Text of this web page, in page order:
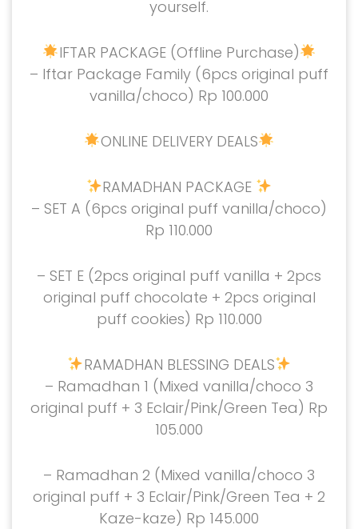
yourself.
IFTAR PACKAGE (Offline Purchase)
– Iftar Package Family (6pcs original puff
vanilla/choco) Rp 100.000
ONLINE DELIVERY DEALS
RAMADHAN PACKAGE
– SET A (6pcs original puff vanilla/choco)
Rp 110.000
– SET E (2pcs original puff vanilla + 2pcs
original puff chocolate + 2pcs original
puff cookies) Rp 110.000
RAMADHAN BLESSING DEALS
– Ramadhan 1 (Mixed vanilla/choco 3
original puff + 3 Eclair/Pink/Green Tea) Rp
105.000
– Ramadhan 2 (Mixed vanilla/choco 3
original puff + 3 Eclair/Pink/Green Tea + 2
Kaze-kaze) Rp 145.000